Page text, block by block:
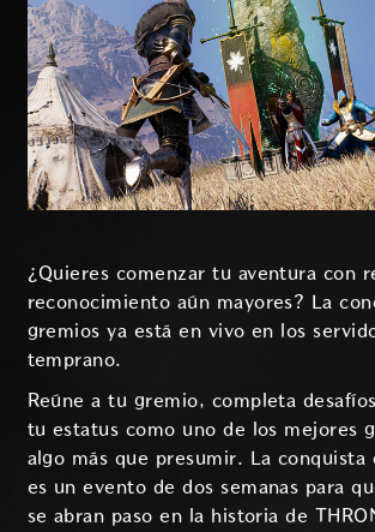
¿Quieres comenzar tu aventura con
reconocimiento aún mayores? La
gremios ya está en vivo en los
temprano.
Reúne a tu gremio, completa
tu estatus como uno de los mejores
algo más que presumir. La conquista
es un evento de dos semanas para
se abran paso en la historia de